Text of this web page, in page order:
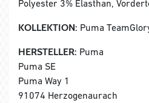
Polyester 3% Elasthan,
KOLLEKTION: Puma
HERSTELLER: Puma
Puma SE
Puma Way 1
91074 Herzogenaurach